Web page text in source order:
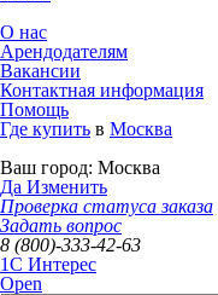
О нас
Арендодателям
Вакансии
Контактная информация
Помощь
Где купить в Москва
Ваш город: Москва
Да Изменить
Проверка статуса заказа
Задать вопрос
8 (800)-333-42-63
1C Интерес
Open